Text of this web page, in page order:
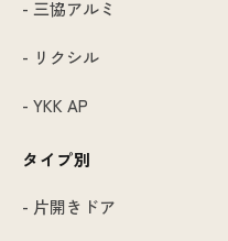
- 三協アルミ
- リクシル
- YKK AP
タイプ別
- 片開きドア